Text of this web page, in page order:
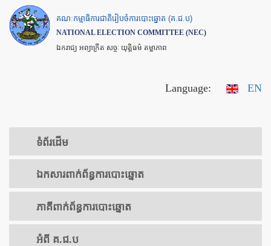
Skip
main
គណៈកម្មាធិការជាតិរៀបចំការបោះឆ្នោត (គ.ជ.ប)
NATIONAL ELECTION COMMITTEE (NEC)
ឯករាជ្យ អព្យាក្រឹត សច្ចៈ យុត្តិធម៌ តម្លាភាព
Language: EN
ទំព័រ​ដើម
ឯកសារ​ពាក់ព័ន្ធ​ការ​បោះឆ្នោត
​ភាគីពាក់ព័ន្ធ​​ការ​បោះឆ្នោត
អំពី គ.ជ.ប